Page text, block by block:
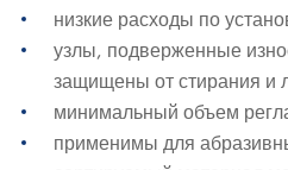
низкие расходы по
узлы, подверженные
защищены от стирания и
минимальный объем
применимы для